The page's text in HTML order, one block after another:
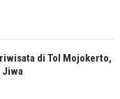
di Tol Mojokerto,
Jiwa